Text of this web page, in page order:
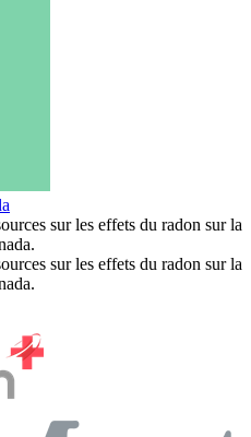
sur les effets du radon sur la
sur les effets du radon sur la